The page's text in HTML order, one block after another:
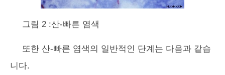
그림 2 :산-빠른 염색
또한 산-빠른 염색의 일반적인 단계는 다음과 같습
니다.